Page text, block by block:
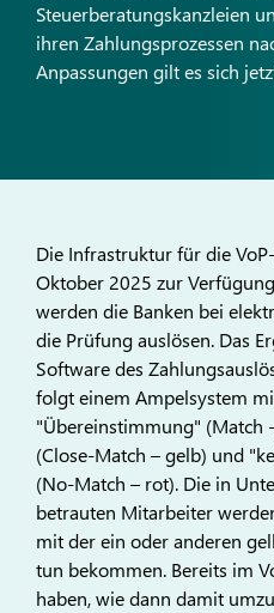
Steuerberatungskanzleien
ihren Zahlungsprozessen
Anpassungen gilt es sich
Die Infrastruktur für die
Oktober 2025 zur
werden die Banken bei
die Prüfung auslösen. Das
Software des
folgt einem Ampelsystem
"Übereinstimmung" (Match
(Close-Match – gelb) und
(No-Match – rot). Die in
betrauten Mitarbeiter
mit der ein oder anderen
tun bekommen. Bereits im
haben, wie dann damit